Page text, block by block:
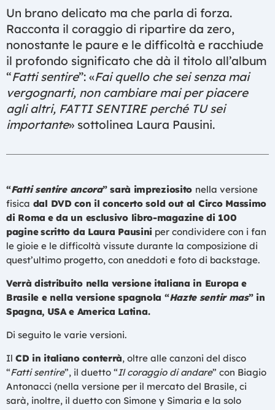
Un brano delicato ma che parla di forza.
Racconta il coraggio di ripartire da zero,
nonostante le paure e le difficoltà e racchiude
il profondo significato che dà il titolo all’album
“Fatti sentire”: «Fai quello che sei senza mai
vergognarti, non cambiare mai per piacere
agli altri, FATTI SENTIRE perché TU sei
importante» sottolinea Laura Pausini.
“Fatti sentire ancora” sarà impreziosito nella versione
fisica dal DVD con il concerto sold out al Circo Massimo
di Roma e da un esclusivo libro-magazine di 100
pagine scritto da Laura Pausini per condividere con i fan
le gioie e le difficoltà vissute durante la composizione di
quest’ultimo progetto, con aneddoti e foto di backstage.
Verrà distribuito nella versione italiana in Europa e
Brasile e nella versione spagnola “Hazte sentir mas” in
Spagna, USA e America Latina.
Di seguito le varie versioni.
Il CD in italiano conterrà, oltre alle canzoni del disco
“Fatti sentire”, il duetto “Il coraggio di andare” con Biagio
Antonacci (nella versione per il mercato del Brasile, ci
sarà, inoltre, il duetto con Simone y Simaria e la solo